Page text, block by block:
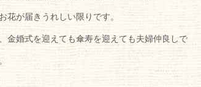
花が届きうれしい限りです。
金婚式を迎えても傘寿を迎えても夫婦仲良しで